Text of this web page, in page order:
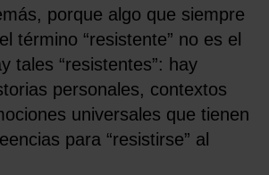
porque algo que siempre
término “resistente” no es el
tales “resistentes”: hay
personales, contextos
universales que tienen
para “resistirse” al